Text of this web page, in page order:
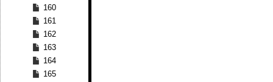
160
161
162
163
164
165